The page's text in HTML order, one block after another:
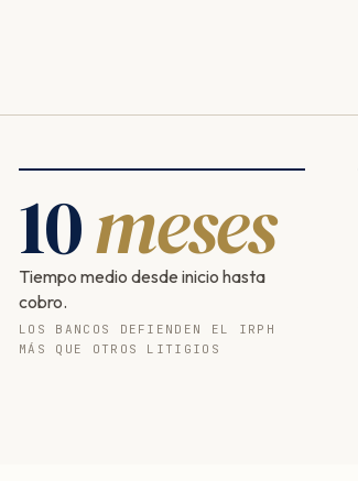
10meses
Tiempo medio desde inicio hasta
cobro.
LOS BANCOS DEFIENDEN EL IRPH
MÁS QUE OTROS LITIGIOS